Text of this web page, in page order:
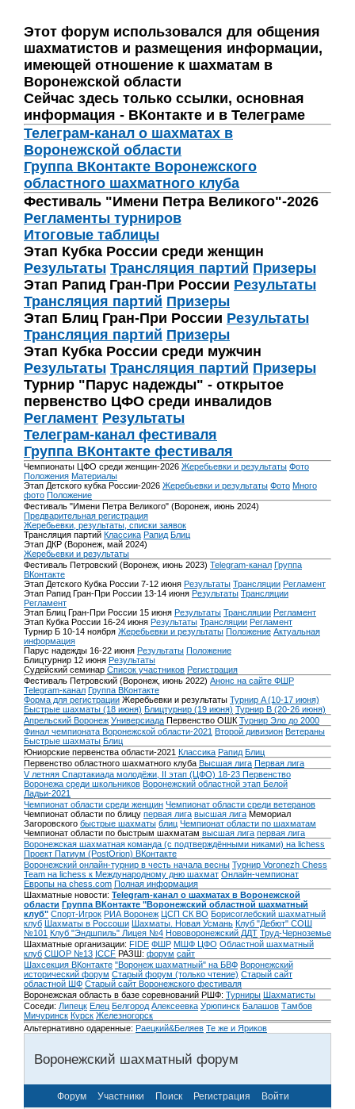
Этот форум использовался для общения
шахматистов и размещения информации,
имеющей отношение к шахматам в
Воронежской области
Сейчас здесь только ссылки, основная
информация - ВКонтакте и в Телеграме
Телеграм-канал о шахматах в
Воронежской области
Группа ВКонтакте Воронежского
областного шахматного клуба
Фестиваль "Имени Петра Великого"-2026
Регламенты турниров
Итоговые таблицы
Этап Кубка России среди женщин
Результаты Трансляция партий Призеры
Этап Рапид Гран-При России Результаты
Трансляция партий Призеры
Этап Блиц Гран-При России Результаты
Трансляция партий Призеры
Этап Кубка России среди мужчин
Результаты Трансляция партий Призеры
Турнир "Парус надежды" - открытое
первенство ЦФО среди инвалидов
Регламент Результаты
Телеграм-канал фестиваля
Группа ВКонтакте фестиваля
Чемпионаты ЦФО среди женщин-2026 Жеребьевки и результаты Фото
Положения Материалы
Этап Детского кубка России-2026 Жеребьевки и результаты Фото Много
фото Положение
Фестиваль "Имени Петра Великого" (Воронеж, июнь 2024)
Предварительная регистрация
Жеребьевки, результаты, списки заявок
Трансляция партий Классика Рапид Блиц
Этап ДКР (Воронеж, май 2024)
Жеребьевки и результаты
Фестиваль Петровский (Воронеж, июнь 2023) Telegram-канал Группа
ВКонтакте
Этап Детского Кубка России 7-12 июня Результаты Трансляции Регламент
Этап Рапид Гран-При России 13-14 июня Результаты Трансляции
Регламент
Этап Блиц Гран-При России 15 июня Результаты Трансляции Регламент
Этап Кубка России 16-24 июня Результаты Трансляции Регламент
Турнир Б 10-14 ноября Жеребьевки и результаты Положение Актуальная
информация
Парус надежды 16-22 июня Результаты Положение
Блицтурнир 12 июня Результаты
Судейский семинар Список участников Регистрация
Фестиваль Петровский (Воронеж, июнь 2022) Анонс на сайте ФШР
Telegram-канал Группа ВКонтакте
Форма для регистрации Жеребьевки и результаты Турнир A (10-17 июня)
Быстрые шахматы (18 июня) Блицтурнир (19 июня) Турнир B (20-26 июня)
Апрельский Воронеж Универсиада Первенство ОШК Турнир Эло до 2000
Финал чемпионата Воронежской области-2021 Второй дивизион Ветераны
Быстрые шахматы Блиц
Юниорские первенства области-2021 Классика Рапид Блиц
Первенство областного шахматного клуба Высшая лига Первая лига
V летняя Спартакиада молодёжи, II этап (ЦФО) 18-23 Первенство
Воронежа среди школьников Воронежский областной этап Белой
Ладьи-2021
Чемпионат области среди женщин Чемпионат области среди ветеранов
Чемпионат области по блицу первая лига высшая лига Мемориал
Загоровского быстрые шахматы блиц Чемпионат области по шахматам
Чемпионат области по быстрым шахматам высшая лига первая лига
Воронежская шахматная команда (с подтверждёнными никами) на lichess
Проект Патиум (PostOrion) ВКонтакте
Воронежский онлайн-турнир в честь начала весны Турнир Voronezh Chess
Team на lichess к Международному дню шахмат Онлайн-чемпионат
Европы на chess.com Полная информация
Шахматные новости: Telegram-канал о шахматах в Воронежской
области Группа ВКонтакте "Воронежский областной шахматный
клуб" Спорт-Игрок РИА Воронеж ЦСП СК ВО Борисоглебский шахматный
клуб Шахматы в Россоши Шахматы. Новая Усмань Клуб "Дебют" СОШ
№101 Клуб "Эндшпиль" Лицея №4 Нововоронежский ДДТ Труд-Черноземье
Шахматные организации: FIDE ФШР МШФ ЦФО Областной шахматный
клуб СШОР №13 ICCF РАЗШ: форум сайт
Шахсекция ВКонтакте "Воронеж шахматный" на БВФ Воронежский
исторический форум Cтарый форум (только чтение) Старый сайт
областной ШФ Старый сайт Воронежского фестиваля
Воронежская область в базе соревнований РШФ: Турниры Шахматисты
Соседи: Липецк Елец Белгород Алексеевка Урюпинск Балашов Тамбов
Мичуринск Курск Железногорск
Альтернативно одаренные: Раецкий&Беляев Те же и Яриков
Воронежский шахматный форум
Форум Участники Поиск Регистрация Войти